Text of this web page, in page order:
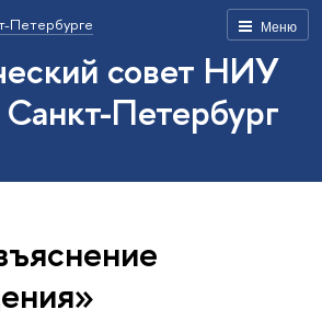
Меню
совет НИУ
Петербург